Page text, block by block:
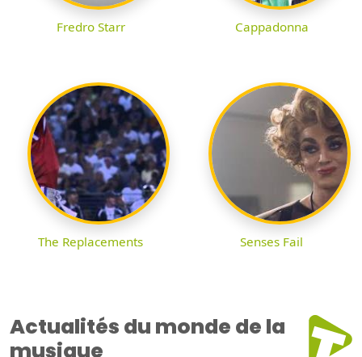
Fredro Starr Cappadonna
The Replacements Senses Fail
Actualités du monde de la
musique